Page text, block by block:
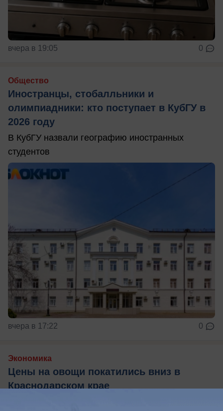
вчера в 19:05 0
Общество
Иностранцы, стобалльники и
олимпиадники: кто поступает в КубГУ в
2026 году
В КубГУ назвали географию иностранных
студентов
вчера в 17:22 0
Экономика
Цены на овощи покатились вниз в
Краснодарском крае